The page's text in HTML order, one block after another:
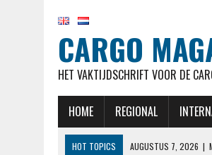
CARGO
HET VAKTIJDSCHRIFT VOOR DE
HOME REGIONAL
HOT TOPICS AUGUSTUS 7, 2026 |